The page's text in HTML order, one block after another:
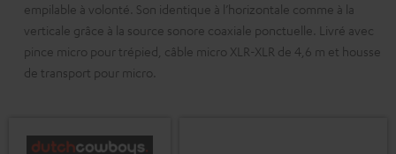
empilable à volonté. Son identique à l’horizontale comme à la
verticale grâce à la source sonore coaxiale ponctuelle. Livré avec
pince micro pour trépied, câble micro XLR-XLR de 4,6 m et housse
de transport pour micro.